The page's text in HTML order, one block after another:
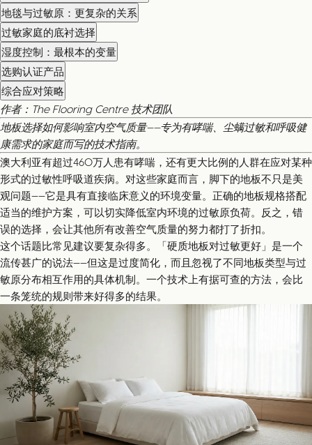
地毯与过敏原：更复杂的关系
过敏家庭的底衬选择
湿度控制：最根本的变量
选购认证产品
综合应对策略
作者：The Flooring Centre 技术团队
地板选择如何影响室内空气质量——专为有哮喘、尘螨过敏和呼吸健
康需求的家庭而写的技术指南。
澳大利亚有超过460万人患有哮喘，还有更大比例的人群在应对某种
形式的过敏性呼吸道疾病。对这些家庭而言，脚下的地板不只是美
观问题——它是具有直接临床意义的环境变量。正确的地板规格搭配
适当的维护方案，可以切实降低室内环境的过敏原负荷。反之，错
误的选择，会让其他所有改善空气质量的努力都打了折扣。
这个话题比常见建议要复杂得多。「硬质地板对过敏更好」是一个
流传甚广的说法——但这是过度简化，而且忽视了不同地板类型与过
敏原分布相互作用的具体机制。一个技术上有据可查的方法，会比
一条笼统的规则带来好得多的结果。